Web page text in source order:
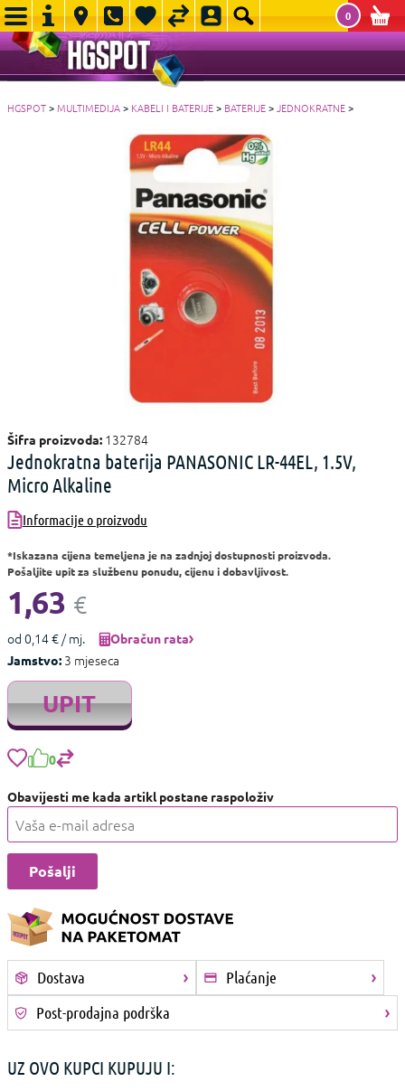
0
HGSPOT>MULTIMEDIJA> KABELI I BATERIJE> BATERIJE>JEDNOKRATNE>
Šifra proizvoda: 132784
Jednokratna baterija PANASONIC LR-44EL, 1.5V,
Micro Alkaline
Informacije o proizvodu
*Iskazana cijena temeljena je na zadnjoj dostupnosti proizvoda.
Pošaljite upit za službenu ponudu, cijenu i dobavljivost.
1,63 €
od 0,14 € / mj.
Obračun rata
Jamstvo: 3 mjeseca
UPIT
0
Obavijesti me kada artikl postane raspoloživ
Dostava
Plaćanje
Post-prodajna podrška
UZ OVO KUPCI KUPUJU I: